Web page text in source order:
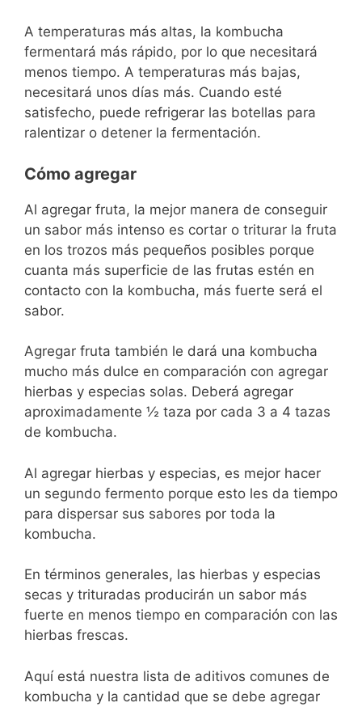
A temperaturas más altas, la kombucha
fermentará más rápido, por lo que necesitará
menos tiempo. A temperaturas más bajas,
necesitará unos días más. Cuando esté
satisfecho, puede refrigerar las botellas para
ralentizar o detener la fermentación.
Cómo agregar
Al agregar fruta, la mejor manera de conseguir
un sabor más intenso es cortar o triturar la fruta
en los trozos más pequeños posibles porque
cuanta más superficie de las frutas estén en
contacto con la kombucha, más fuerte será el
sabor.
Agregar fruta también le dará una kombucha
mucho más dulce en comparación con agregar
hierbas y especias solas. Deberá agregar
aproximadamente ½ taza por cada 3 a 4 tazas
de kombucha.
Al agregar hierbas y especias, es mejor hacer
un segundo fermento porque esto les da tiempo
para dispersar sus sabores por toda la
kombucha.
En términos generales, las hierbas y especias
secas y trituradas producirán un sabor más
fuerte en menos tiempo en comparación con las
hierbas frescas.
Aquí está nuestra lista de aditivos comunes de
kombucha y la cantidad que se debe agregar